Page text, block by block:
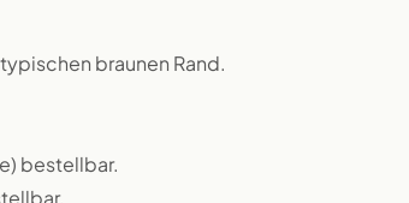
braunen Rand.
bestellbar.